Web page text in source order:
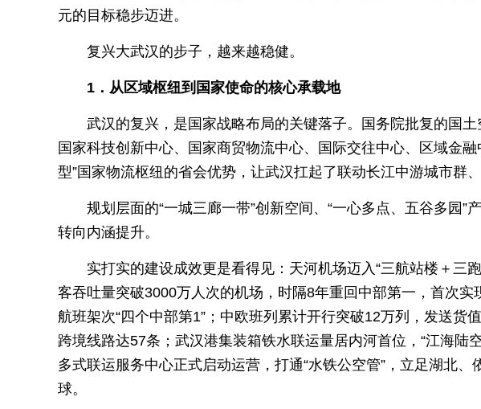
元的目标稳步迈进。
复兴大武汉的步子，越来越稳健。
1．从区域枢纽到国家使命的核心承载地
武汉的复兴，是国家战略布局的关键落子。国务院批复的国土
国家科技创新中心、国家商贸物流中心、国际交往中心、区域金
型”国家物流枢纽的省会优势，让武汉扛起了联动长江中游城市群
规划层面的“一城三廊一带”创新空间、“一心多点、五谷多园
转向内涵提升。
实打实的建设成效更是看得见：天河机场迈入“三航站楼＋三
客吞吐量突破3000万人次的机场，时隔8年重回中部第一，首次
航班架次“四个中部第1”；中欧班列累计开行突破12万列，发送货
跨境线路达57条；武汉港集装箱铁水联运量居内河首位，“江海陆
多式联运服务中心正式启动运营，打通“水铁公空管”，立足湖北
球。